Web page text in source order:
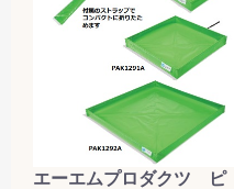
エーエムプロダクツ ピ